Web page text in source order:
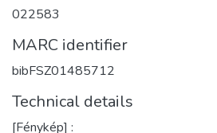
022583
MARC identifier
bibFSZ01485712
Technical details
[Fénykép] :